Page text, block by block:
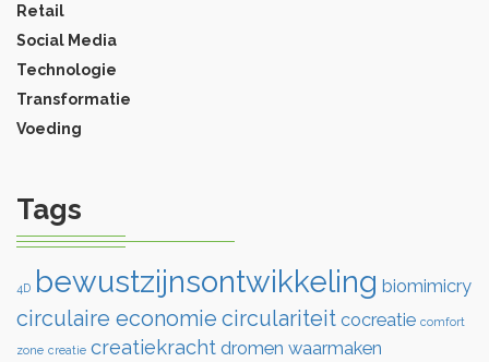
Retail
Social Media
Technologie
Transformatie
Voeding
Tags
4D bewustzijnsontwikkeling biomimicry
circulaire economie circulariteit cocreatie comfort
zone creatie creatiekracht dromen waarmaken